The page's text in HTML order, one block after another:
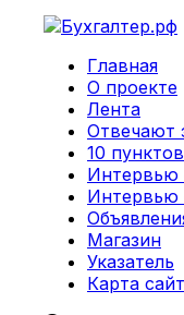
Главная
О проекте
Лента
Отвечают
10
Интервью
Интервью
Магазин
Указатель
Карта